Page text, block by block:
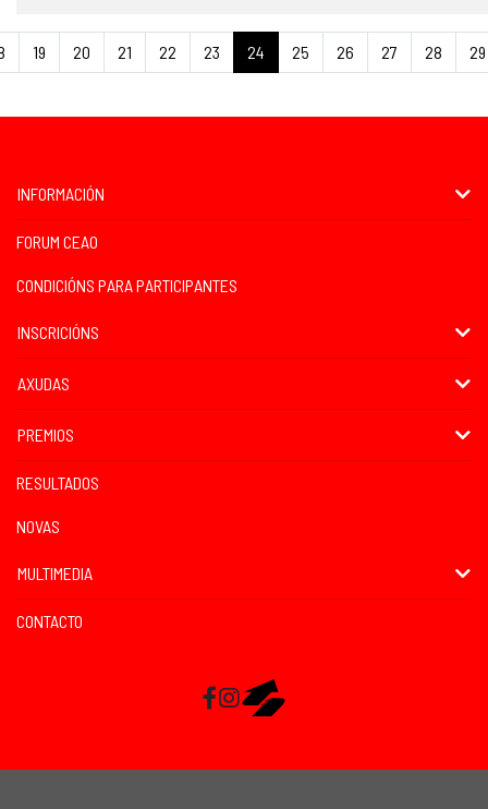
19 20 21 22 23 24 25 26 27 28 29
INFORMACIÓN
FORUM CEAO
CONDICIÓNS PARA PARTICIPANTES
INSCRICIÓNS
AXUDAS
PREMIOS
RESULTADOS
NOVAS
MULTIMEDIA
CONTACTO
Facebook
InstagramRaceMapp